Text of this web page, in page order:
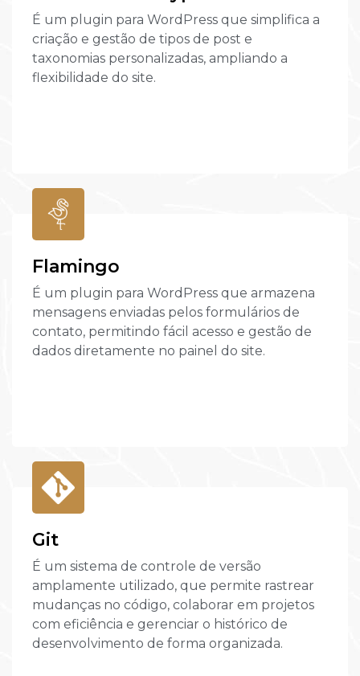
É um plugin para WordPress que simplifica a
criação e gestão de tipos de post e
taxonomias personalizadas, ampliando a
flexibilidade do site.
Flamingo
É um plugin para WordPress que armazena
mensagens enviadas pelos formulários de
contato, permitindo fácil acesso e gestão de
dados diretamente no painel do site.
Git
É um sistema de controle de versão
amplamente utilizado, que permite rastrear
mudanças no código, colaborar em projetos
com eficiência e gerenciar o histórico de
desenvolvimento de forma organizada.